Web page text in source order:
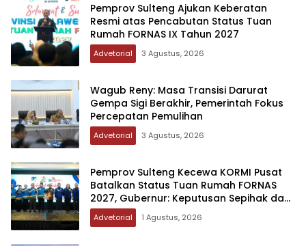
Pemprov Sulteng Ajukan Keberatan
Resmi atas Pencabutan Status Tuan
Rumah FORNAS IX Tahun 2027
Advetorial 3 Agustus, 2026
Wagub Reny: Masa Transisi Darurat
Gempa Sigi Berakhir, Pemerintah Fokus
Percepatan Pemulihan
Advetorial 3 Agustus, 2026
Pemprov Sulteng Kecewa KORMI Pusat
Batalkan Status Tuan Rumah FORNAS
2027, Gubernur: Keputusan Sepihak dan
Tanpa Koordinasi
Advetorial 1 Agustus, 2026